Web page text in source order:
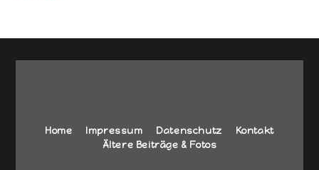
Home Impressum Datenschutz
Kontakt
Ältere Beiträge & Fotos